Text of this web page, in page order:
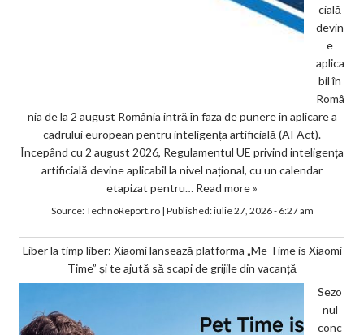
cială
devin
e
aplica
bil în
Româ
nia de la 2 august România intră în faza de punere în aplicare a
cadrului european pentru inteligența artificială (AI Act).
Începând cu 2 august 2026, Regulamentul UE privind inteligența
artificială devine aplicabil la nivel național, cu un calendar
etapizat pentru… Read more »
Source:TechnoReport.ro| Published:iulie 27, 2026 - 6:27 am
Liber la timp liber: Xiaomi lansează platforma „Me Time is Xiaomi
Time” și te ajută să scapi de grijile din vacanță
Sezo
nul
conc